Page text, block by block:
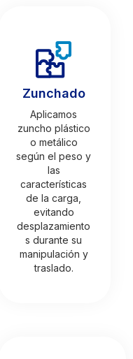
Zunchado
Aplicamos
zuncho plástico
o metálico
según el peso y
las
características
de la carga,
evitando
desplazamiento
s durante su
manipulación y
traslado.